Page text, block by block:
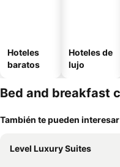
Hoteles
baratos
Hoteles de
lujo
Bed and breakfast
También te pueden
Level Luxury Suites